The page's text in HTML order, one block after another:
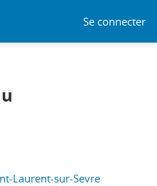
Se connecter
Laurent-sur-Sevre